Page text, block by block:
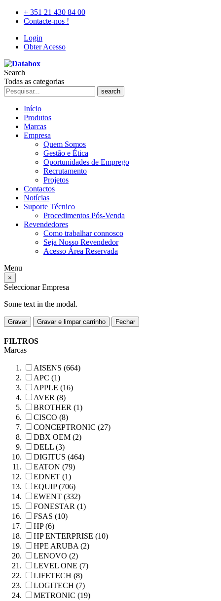
+ 351 21 430 84 00
Contacte-nos !
Login
Obter Acesso
Search
Todas as categorias
search
Início
Produtos
Marcas
Empresa
Quem Somos
Gestão e Ética
Oportunidades de Emprego
Recrutamento
Projetos
Contactos
Notícias
Suporte Técnico
Procedimentos Pós-Venda
Revendedores
Como trabalhar connosco
Seja Nosso Revendedor
Acesso Área Reservada
Menu
×
Seleccionar Empresa
Some text in the modal.
Gravar Gravar e limpar carrinho Fechar
FILTROS
Marcas
AISENS (664)
APC (1)
APPLE (16)
AVER (8)
BROTHER (1)
CISCO (8)
CONCEPTRONIC (27)
DBX OEM (2)
DELL (3)
DIGITUS (464)
EATON (79)
EDNET (1)
EQUIP (706)
EWENT (332)
FONESTAR (1)
FSAS (10)
HP (6)
HP ENTERPRISE (10)
HPE ARUBA (2)
LENOVO (2)
LEVEL ONE (7)
LIFETECH (8)
LOGITECH (7)
METRONIC (19)